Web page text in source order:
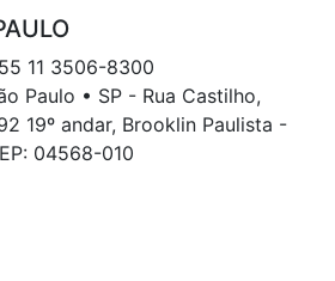
11 3506-8300
Paulo • SP - Rua Castilho,
19º andar, Brooklin Paulista -
04568-010